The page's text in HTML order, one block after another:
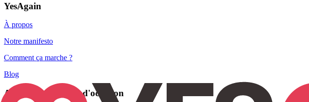
YesAgain
À propos
Notre manifesto
Comment ça marche ?
Blog
Articles de mariage d'occasion